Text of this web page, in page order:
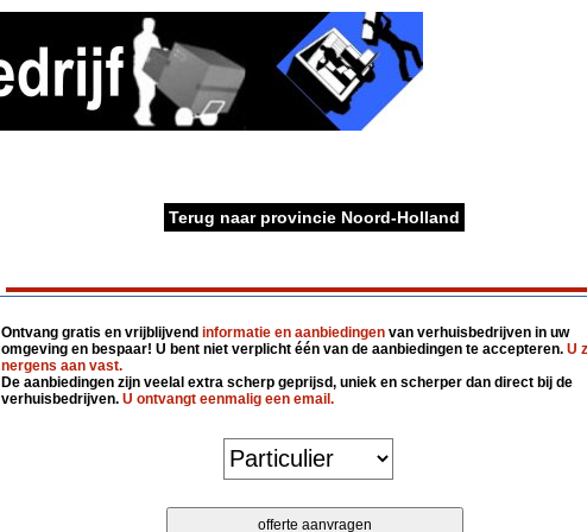
Terug naar provincie Noord-Holland
Ontvang gratis en vrijblijvend informatie en aanbiedingenvan verhuisbedrijven in uw
omgeving en bespaar! U bent niet verplicht één van de aanbiedingen te accepteren. U
nergens aan vast.
De aanbiedingen zijn veelal extra scherp geprijsd, uniek en scherper dan direct bij de
verhuisbedrijven. U ontvangt eenmalig een email.